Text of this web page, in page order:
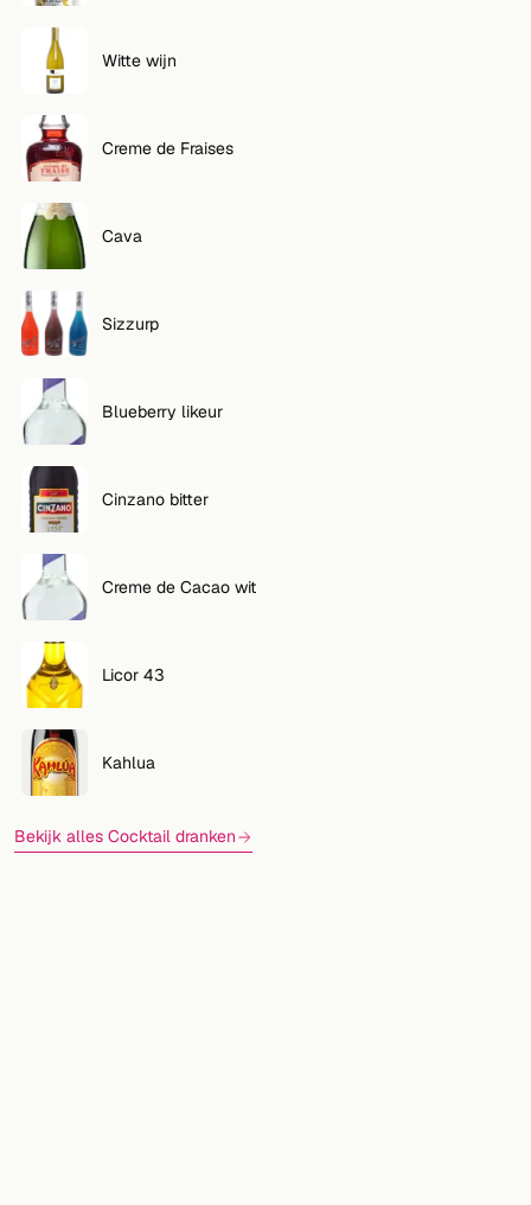
Witte wijn
Creme de Fraises
Cava
Sizzurp
Blueberry likeur
Cinzano bitter
Creme de Cacao wit
Licor 43
Kahlua
Bekijk alles Cocktail dranken